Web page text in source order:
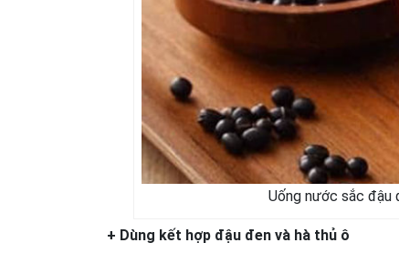
Uống nước sắc
+ Dùng kết hợp đậu đen và hà thủ ô